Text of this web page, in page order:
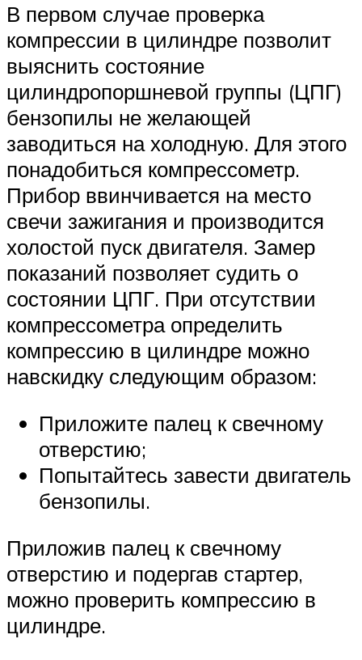
В первом случае проверка
компрессии в цилиндре позволит
выяснить состояние
цилиндропоршневой группы (ЦПГ)
бензопилы не желающей
заводиться на холодную. Для этого
понадобиться компрессометр.
Прибор ввинчивается на место
свечи зажигания и производится
холостой пуск двигателя. Замер
показаний позволяет судить о
состоянии ЦПГ. При отсутствии
компрессометра определить
компрессию в цилиндре можно
навскидку следующим образом:
Приложите палец к свечному
отверстию;
Попытайтесь завести двигатель
бензопилы.
Приложив палец к свечному
отверстию и подергав стартер,
можно проверить компрессию в
цилиндре.